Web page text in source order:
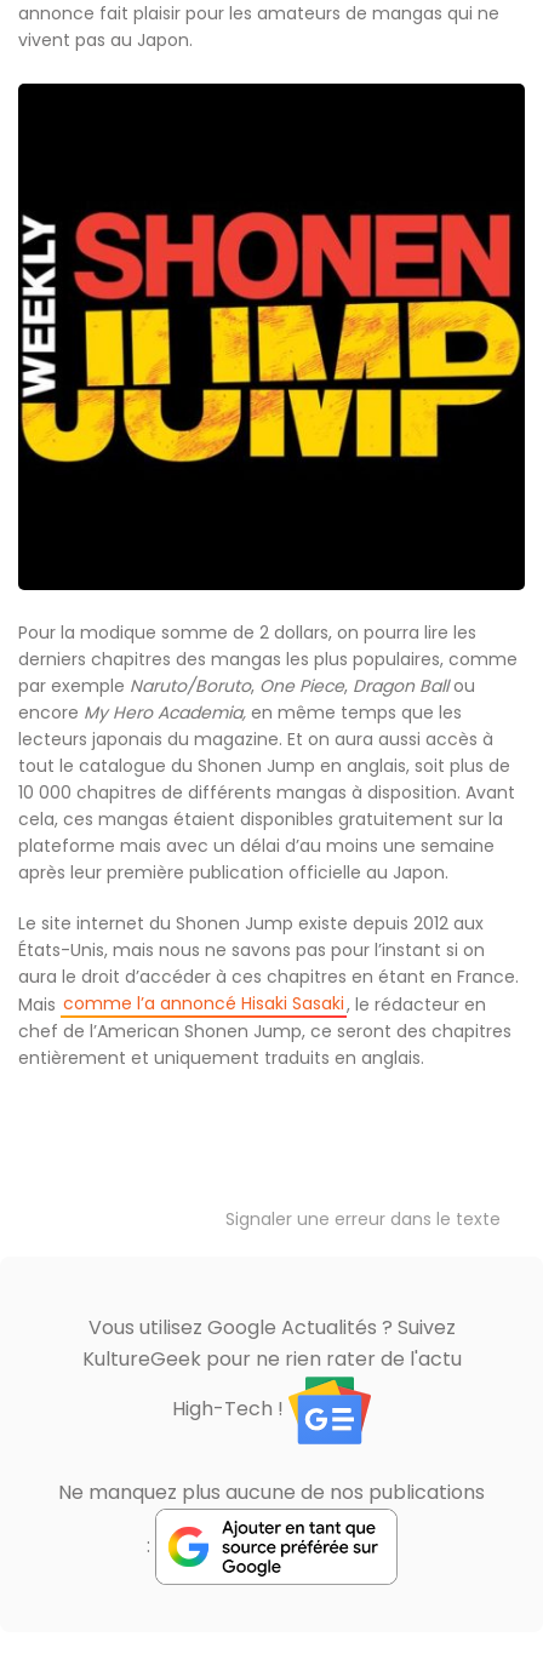
annonce fait plaisir pour les amateurs de mangas qui ne
vivent pas au Japon.
Pour la modique somme de 2 dollars, on pourra lire les
derniers chapitres des mangas les plus populaires, comme
par exemple Naruto/Boruto, One Piece, Dragon Ballou
encore My Hero Academia, en même temps que les
lecteurs japonais du magazine. Et on aura aussi accès à
tout le catalogue du Shonen Jump en anglais, soit plus de
10 000 chapitres de différents mangas à disposition. Avant
cela, ces mangas étaient disponibles gratuitement sur la
plateforme mais avec un délai d’au moins une semaine
après leur première publication officielle au Japon.
Le site internet du Shonen Jump existe depuis 2012 aux
États-Unis, mais nous ne savons pas pour l’instant si on
aura le droit d’accéder à ces chapitres en étant en France.
Mais comme l’a annoncé Hisaki Sasaki, le rédacteur en
chef de l’American Shonen Jump, ce seront des chapitres
entièrement et uniquement traduits en anglais.
Signaler une erreur dans le texte
Vous utilisez Google Actualités ? Suivez
KultureGeek pour ne rien rater de l'actu
High-Tech !
Ne manquez plus aucune de nos publications
: